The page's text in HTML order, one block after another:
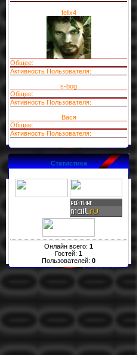
felix4
Общее:
Активность Пользователя:
s-bog
Общее:
Активность Пользователя:
Вася
Общее:
Активность Пользователя:
Статистика
Онлайн всего: 1
Гостей: 1
Пользователей: 0